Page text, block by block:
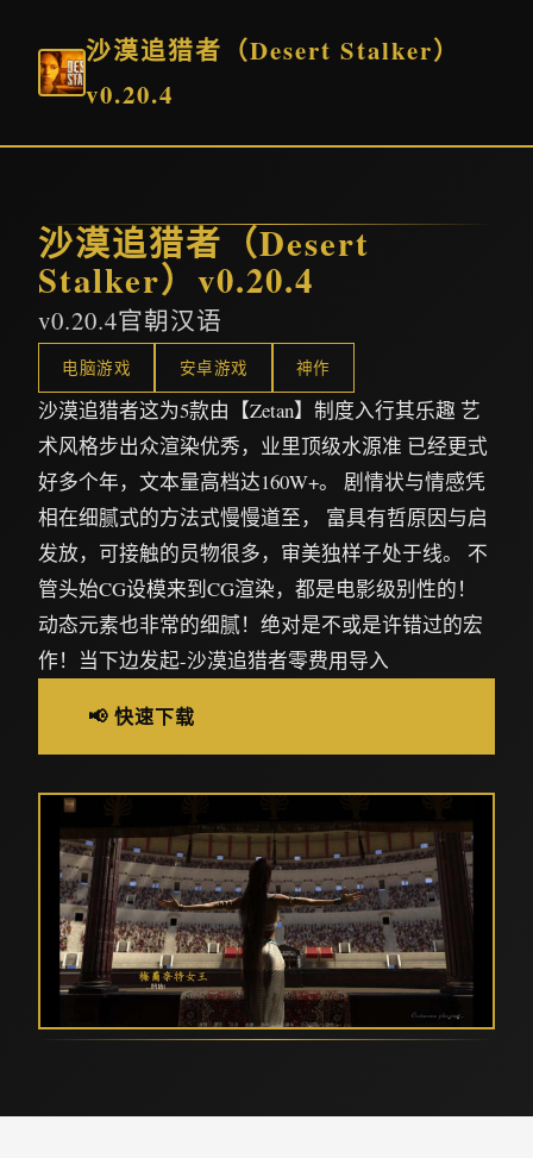
沙漠追猎者（Desert Stalker）
v0.20.4
沙漠追猎者（Desert
Stalker）v0.20.4
v0.20.4官朝汉语
电脑游戏 安卓游戏 神作
沙漠追猎者这为5款由【Zetan】制度入行其乐趣 艺
术风格步出众渲染优秀，业里顶级水源准 已经更式
好多个年，文本量高档达160W+。 剧情状与情感凭
相在细腻式的方法式慢慢道至， 富具有哲原因与启
发放，可接触的员物很多，审美独样子处于线。 不
管头始CG设模来到CG渲染，都是电影级别性的！
动态元素也非常的细腻！绝对是不或是许错过的宏
作！当下边发起-沙漠追猎者零费用导入
📢 快速下载